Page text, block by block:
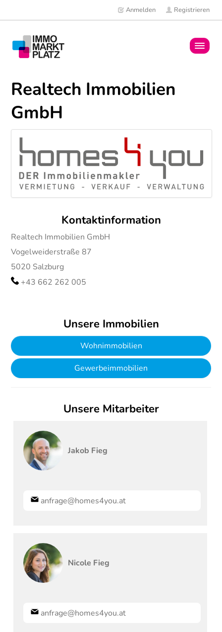
Anmelden Registrieren
Mitglieder
News
Realtech Immobilien
GmbH
Kontaktinformation
Realtech Immobilien GmbH
Vogelweiderstraße 87
5020 Salzburg
+43 662 262 005
Unsere Immobilien
Wohnimmobilien
Gewerbeimmobilien
Unsere Mitarbeiter
Jakob Fieg
anfrage@homes4you.at
Nicole Fieg
anfrage@homes4you.at